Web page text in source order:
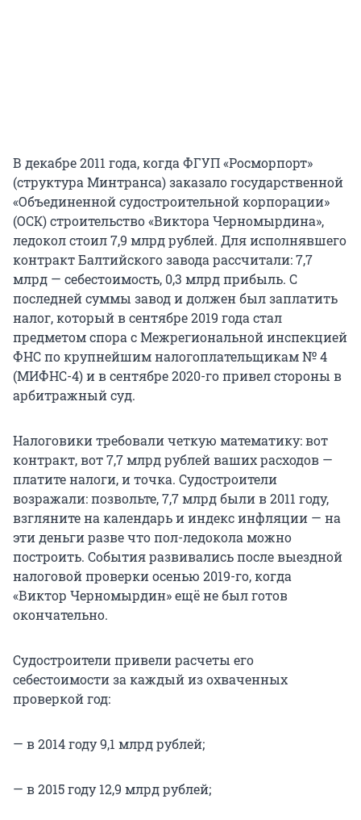
В декабре 2011 года, когда ФГУП «Росморпорт»
(структура Минтранса) заказало государственной
«Объединенной судостроительной корпорации»
(ОСК) строительство «Виктора Черномырдина»,
ледокол стоил 7,9 млрд рублей. Для исполнявшего
контракт Балтийского завода рассчитали: 7,7
млрд — себестоимость, 0,3 млрд прибыль. С
последней суммы завод и должен был заплатить
налог, который в сентябре 2019 года стал
предметом спора с Межрегиональной инспекцией
ФНС по крупнейшим налогоплательщикам № 4
(МИФНС-4) и в сентябре 2020-го привел стороны в
арбитражный суд.
Налоговики требовали четкую математику: вот
контракт, вот 7,7 млрд рублей ваших расходов —
платите налоги, и точка. Судостроители
возражали: позвольте, 7,7 млрд были в 2011 году,
взгляните на календарь и индекс инфляции — на
эти деньги разве что пол-ледокола можно
построить. События развивались после выездной
налоговой проверки осенью 2019-го, когда
«Виктор Черномырдин» ещё не был готов
окончательно.
Судостроители привели расчеты его
себестоимости за каждый из охваченных
проверкой год:
— в 2014 году 9,1 млрд рублей;
— в 2015 году 12,9 млрд рублей;